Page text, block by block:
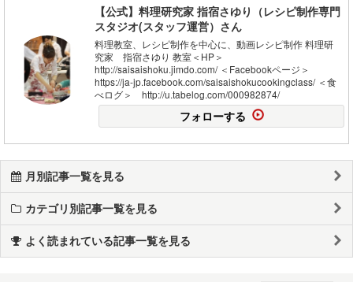
【公式】料理研究家 指宿さゆり（レシピ制作専門
スタジオ(スタッフ運営）さん
料理教室、レシピ制作を中心に、動画レシピ制作 料理研
究家 指宿さゆり 教室＜HP＞
http://saisaishoku.jimdo.com/ ＜Facebookページ＞
https://ja-jp.facebook.com/saisaishokucookingclass/ ＜食
べログ＞ http://u.tabelog.com/000982874/
フォローする
月別記事一覧を見る
カテゴリ別記事一覧を見る
よく読まれている記事一覧を見る